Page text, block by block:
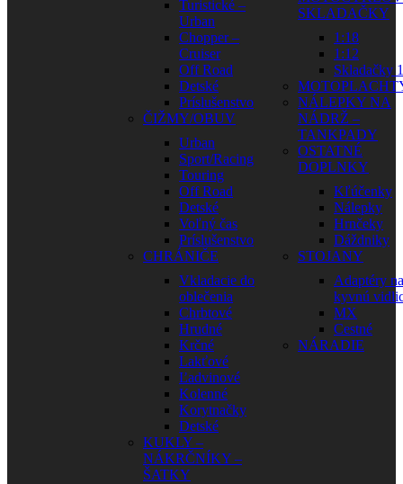
Turistické –
Urban
Chopper –
Cruiser
Off Road
Detské
Príslušenstvo
ČIŽMY/OBUV
Urban
Sport/Racing
Touring
Off Road
Detské
Voľný čas
Príslušenstvo
CHRÁNIČE
Vkladacie do
oblečenia
Chrbtové
Hrudné
Krčné
Lakťové
Ľadvinové
Kolenné
Korytnačky
Detské
KUKLY –
NÁKRČNÍKY –
ŠATKY
SKLADAČKY
1:18
1:12
Skladačky
NÁLEPKY NA
NÁDRŽ –
TANKPADY
OSTATNÉ
DOPLNKY
Kľúčenky
Nálepky
Hrnčeky
Dáždniky
STOJANY
Adaptéry na
kyvnú
MX
Cestné
NÁRADIE